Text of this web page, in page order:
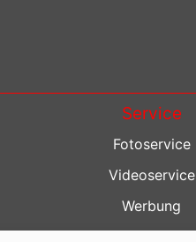
Service
Fotoservice
Videoservice
Werbung